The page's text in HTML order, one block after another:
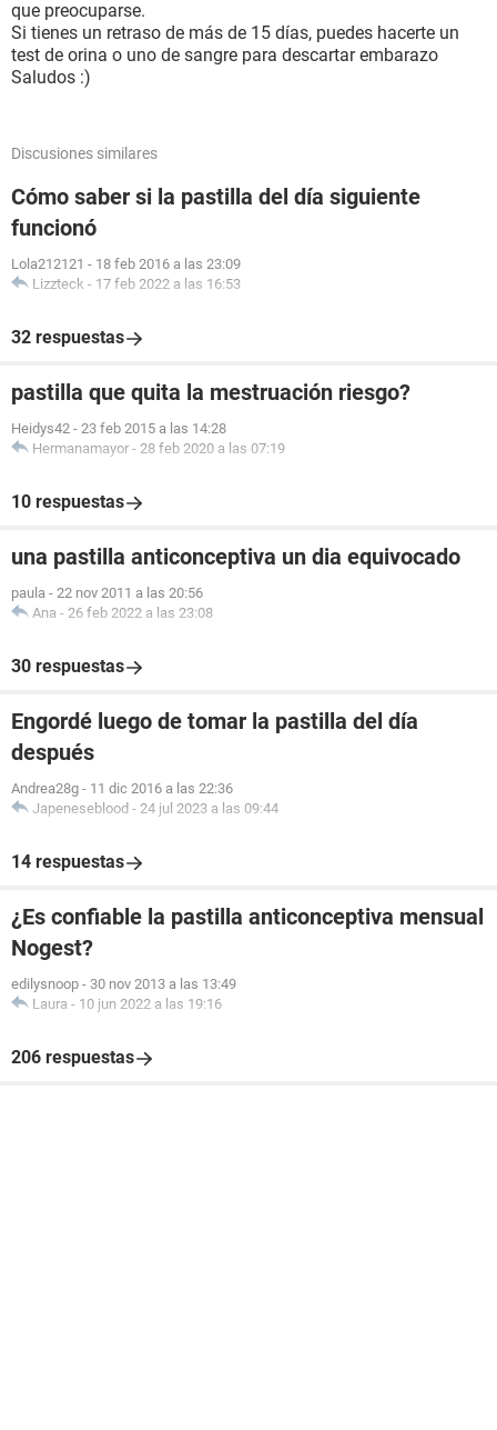
que preocuparse.
Si tienes un retraso de más de 15 días, puedes hacerte un
test de orina o uno de sangre para descartar embarazo
Saludos :)
Discusiones similares
Cómo saber si la pastilla del día siguiente
funcionó
Lola212121 - 18 feb 2016 a las 23:09
Lizzteck - 17 feb 2022 a las 16:53
32 respuestas
pastilla que quita la mestruación riesgo?
Heidys42 - 23 feb 2015 a las 14:28
Hermanamayor - 28 feb 2020 a las 07:19
10 respuestas
una pastilla anticonceptiva un dia equivocado
paula - 22 nov 2011 a las 20:56
Ana - 26 feb 2022 a las 23:08
30 respuestas
Engordé luego de tomar la pastilla del día
después
Andrea28g - 11 dic 2016 a las 22:36
Japeneseblood - 24 jul 2023 a las 09:44
14 respuestas
¿Es confiable la pastilla anticonceptiva mensual
Nogest?
edilysnoop - 30 nov 2013 a las 13:49
Laura - 10 jun 2022 a las 19:16
206 respuestas